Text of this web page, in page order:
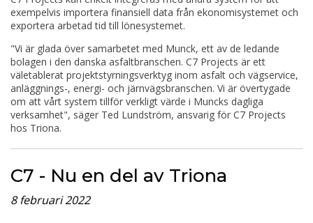
exempelvis importera finansiell data från ekonomisystemet och
exportera arbetad tid till lönesystemet.
"Vi är glada över samarbetet med Munck, ett av de ledande
bolagen i den danska asfaltbranschen. C7 Projects är ett
väletablerat projektstyrningsverktyg inom asfalt och vägservice,
anläggnings-, energi- och järnvägsbranschen. Vi är övertygade
om att vårt system tillför verkligt värde i Muncks dagliga
verksamhet", säger Ted Lundström, ansvarig för C7 Projects
hos Triona.
C7 - Nu en del av Triona
8 februari 2022